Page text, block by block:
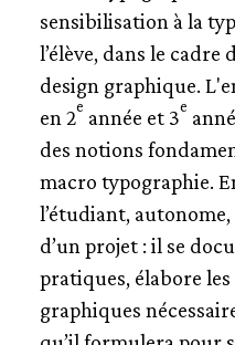
PÉDAGOGIE
MÉDIATHÈQUE
GLOSSAIRE
BIBLIOGRAPHIE
sensibilisation à la
l’élève, dans le
design graphique.
en 2e année et 3e
des notions
macro typographie.
l’étudiant,
d’un projet : il se
pratiques, élabore
graphiques